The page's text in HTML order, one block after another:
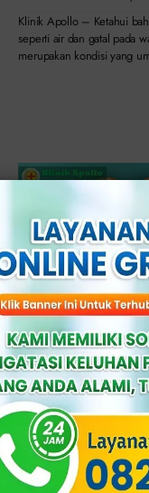
Klinik Apollo – Ketahui
seperti air dan gatal pada
merupakan kondisi yang
Cara Merapatkan
Kewanitaan
yang Tepat
Published On: Maret 30th,
Klinik Apollo – Ketahui
daerah kewanitaaan
paling tepat. Merasa area
lebih longgar adalah […]